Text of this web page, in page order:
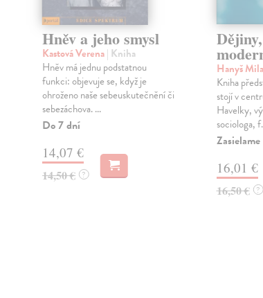
Hněv a jeho smysl
Kastová Verena| Kniha
Hněv má jednu podstatnou
funkci: objevuje se, když je
ohroženo naše sebeuskutečnění či
sebezáchova. ...
Do 7 dní
14,07 €
14,50 € ?
Hanyš
Kniha
stojí v
Havelky,
sociologa,
16,01 €
16,50 € ?